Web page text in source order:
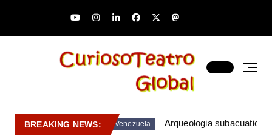
BREAKING NEWS: Venezuela Arqueologia subacuatica